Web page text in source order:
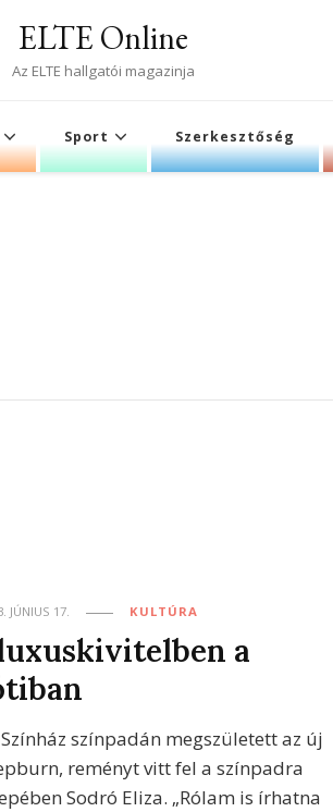
ELTE Online
Az ELTE hallgatói magazinja
Sport Szerkesztőség
JÚNIUS 17. KULTÚRA
a
színpadán megszületett az új
reményt vitt fel a színpadra
Sodró Eliza. „Rólam is írhatna